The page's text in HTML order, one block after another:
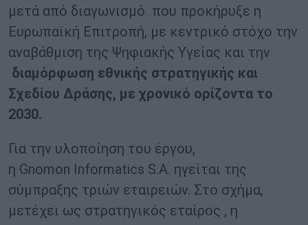
μετά από διαγωνισμό που προκήρυξε η
Ευρωπαϊκή Επιτροπή, με κεντρικό στόχο την
αναβάθμιση της Ψηφιακής Υγείας και την
διαμόρφωση εθνικής στρατηγικής και
Σχεδίου Δράσης, με χρονικό ορίζοντα το
2030.
Για την υλοποίηση του έργου,
η Gnomon Informatics S.A. ηγείται της
σύμπραξης τριών εταιρειών. Στο σχήμα,
μετέχει ως στρατηγικός εταίρος , η